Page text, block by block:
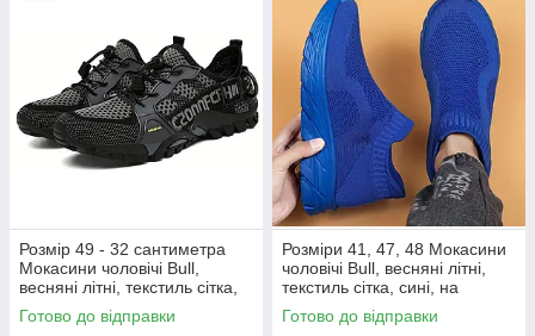
Розмір 49 - 32 сантиметра
Мокасини чоловічі Bull,
весняні літні, текстиль сітка,
сірі, на підошві з піни, легкі і
зручні
Готово до відправки
Розміри 41, 47, 48 Мокасини
чоловічі Bull, весняні літні,
текстиль сітка, сині, на
підошві з піни, легкі і зручні
Готово до відправки